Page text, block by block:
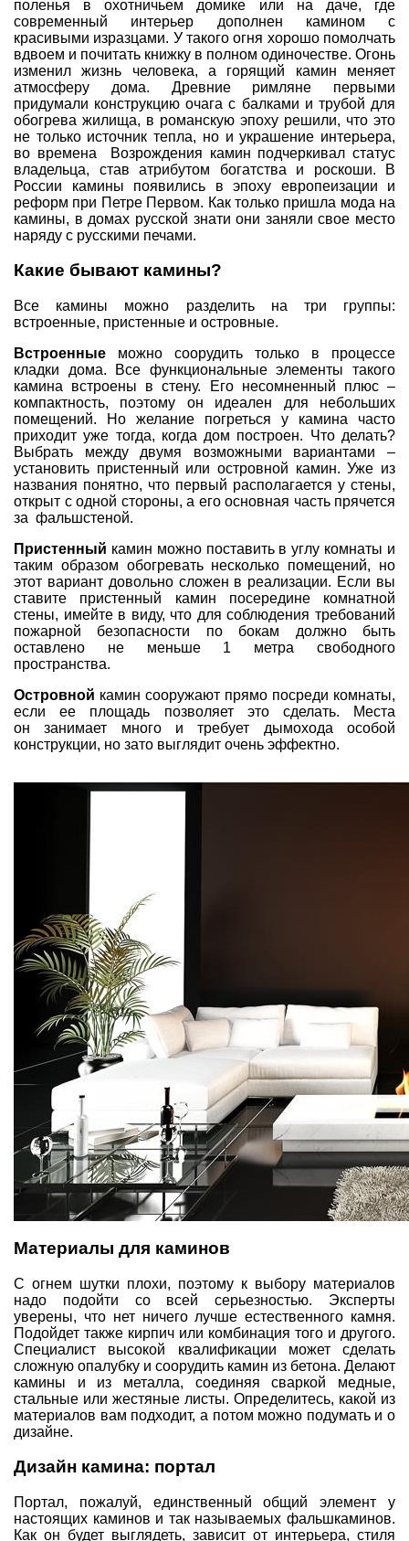
поленья в охотничьем домике или на даче, где
современный интерьер дополнен камином с
красивыми изразцами. У такого огня хорошо помолчать
вдвоем и почитать книжку в полном одиночестве. Огонь
изменил жизнь человека, а горящий камин меняет
атмосферу дома. Древние римляне первыми
придумали конструкцию очага с балками и трубой для
обогрева жилища, в романскую эпоху решили, что это
не только источник тепла, но и украшение интерьера,
во времена Возрождения камин подчеркивал статус
владельца, став атрибутом богатства и роскоши. В
России камины появились в эпоху европеизации и
реформ при Петре Первом. Как только пришла мода на
камины, в домах русской знати они заняли свое место
наряду с русскими печами.
Какие бывают камины?
Все камины можно разделить на три группы:
встроенные, пристенные и островные.
Встроенные можно соорудить только в процессе
кладки дома. Все функциональные элементы такого
камина встроены в стену. Его несомненный плюс –
компактность, поэтому он идеален для небольших
помещений. Но желание погреться у камина часто
приходит уже тогда, когда дом построен. Что делать?
Выбрать между двумя возможными вариантами –
установить пристенный или островной камин. Уже из
названия понятно, что первый располагается у стены,
открыт с одной стороны, а его основная часть прячется
за фальшстеной.
Пристенный камин можно поставить в углу комнаты и
таким образом обогревать несколько помещений, но
этот вариант довольно сложен в реализации. Если вы
ставите пристенный камин посередине комнатной
стены, имейте в виду, что для соблюдения требований
пожарной безопасности по бокам должно быть
оставлено не меньше 1 метра свободного
пространства.
Островной камин сооружают прямо посреди комнаты,
если ее площадь позволяет это сделать. Места
он занимает много и требует дымохода особой
конструкции, но зато выглядит очень эффектно.
Материалы для каминов
С огнем шутки плохи, поэтому к выбору материалов
надо подойти со всей серьезностью. Эксперты
уверены, что нет ничего лучше естественного камня.
Подойдет также кирпич или комбинация того и другого.
Специалист высокой квалификации может сделать
сложную опалубку и соорудить камин из бетона. Делают
камины и из металла, соединяя сваркой медные,
стальные или жестяные листы. Определитесь, какой из
материалов вам подходит, а потом можно подумать и о
дизайне.
Дизайн камина: портал
Портал, пожалуй, единственный общий элемент у
настоящих каминов и так называемых фальшкаминов.
Как он будет выглядеть, зависит от интерьера, стиля